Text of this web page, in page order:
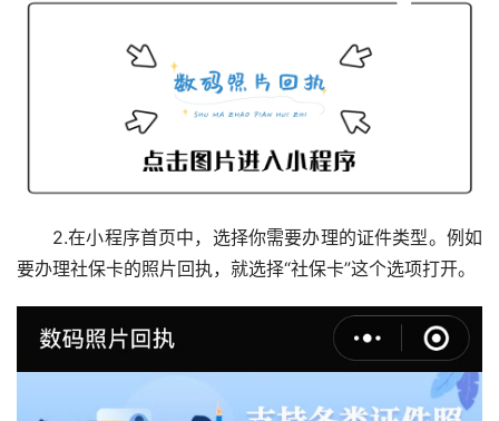
2.在小程序首页中，选择你需要办理的证件类型。例如
要办理社保卡的照片回执，就选择“社保卡”这个选项打开。